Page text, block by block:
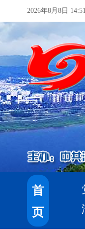
2026年8月8日
首
页